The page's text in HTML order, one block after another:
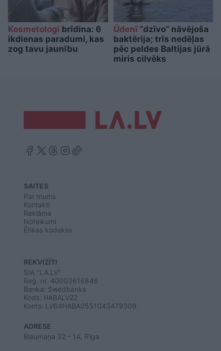
Kosmetologi brīdina: 6
ikdienas paradumi, kas
zog tavu jaunību
Ūdenī“dzīvo” nāvējoša
baktērija; trīs nedēļas
pēc peldes Baltijas jūrā
miris cilvēks
SAITES
Par mums
Kontakti
Reklāma
Noteikumi
Ētikas kodekss
REKVIZĪTI
SIA "LA.LV"
Reģ. nr. 40003616846
Banka: Swedbanka
Kods: HABALV22
Konts: LV64HABA0551043479309
ADRESE
Blaumaņa 32 - 1A, Rīga